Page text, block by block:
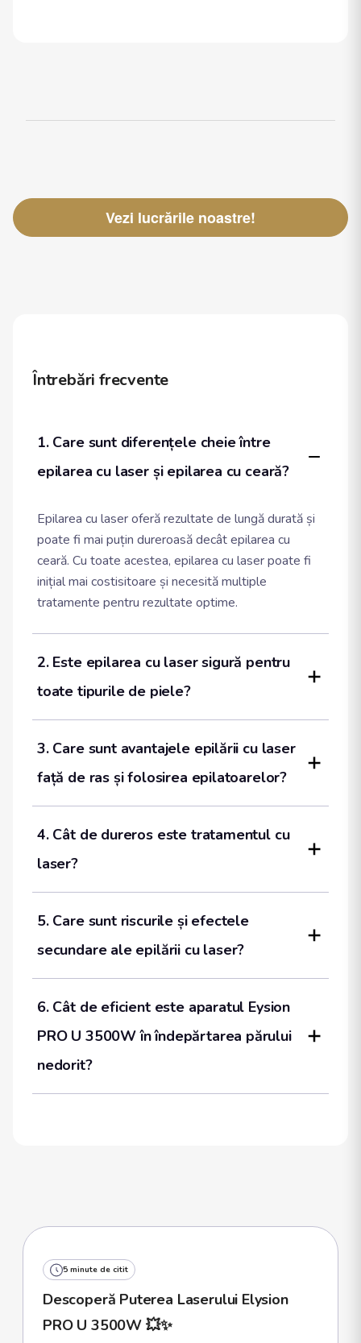
Vezi lucrările noastre!
Întrebări frecvente
1. Care sunt diferențele cheie între
epilarea cu laser și epilarea cu ceară?
Epilarea cu laser oferă rezultate de lungă durată și
poate fi mai puțin dureroasă decât epilarea cu
ceară. Cu toate acestea, epilarea cu laser poate fi
inițial mai costisitoare și necesită multiple
tratamente pentru rezultate optime.
2. Este epilarea cu laser sigură pentru
toate tipurile de piele?
3. Care sunt avantajele epilării cu laser
față de ras și folosirea epilatoarelor?
4. Cât de dureros este tratamentul cu
laser?
5. Care sunt riscurile și efectele
secundare ale epilării cu laser?
6. Cât de eficient este aparatul Eysion
PRO U 3500W în îndepărtarea părului
nedorit?
5 minute de citit
Descoperă Puterea Laserului Elysion
PRO U 3500W 💥✨